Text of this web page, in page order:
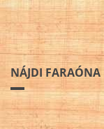
NÁJDI FARAÓNA